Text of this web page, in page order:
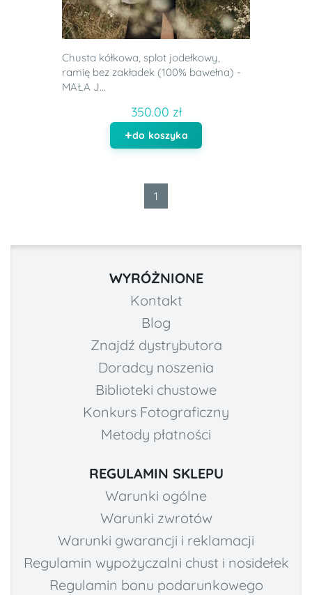
Chusta kółkowa, splot jodełkowy,
ramię bez zakładek (100% bawełna) -
MAŁA J...
350.00 zł
do koszyka
1
WYRÓŻNIONE
Kontakt
Blog
Znajdź dystrybutora
Doradcy noszenia
Biblioteki chustowe
Konkurs Fotograficzny
Metody płatności
REGULAMIN SKLEPU
Warunki ogólne
Warunki zwrotów
Warunki gwarancji i reklamacji
Regulamin wypożyczalni chust i nosidełek
Regulamin bonu podarunkowego